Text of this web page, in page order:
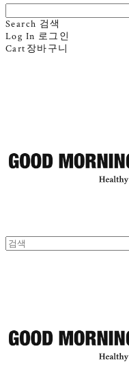
Search 검색
Log In 로그인
Cart 장바구니